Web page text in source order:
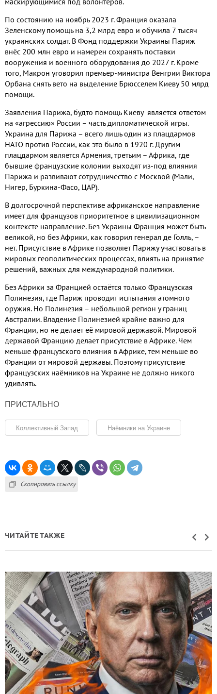
По состоянию на ноябрь 2023 г.Франция оказала
Зеленскому помощь на 3,2 млрд евро и обучила 7 тысяч
украинских солдат. В Фонд поддержки Украины Париж
внёс 200 млн евро и намерен сохранять поставки
вооружения и военного оборудования до 2027 г. Кроме
того, Макрон уговорил премьер-министра Венгрии Виктора
Орбана снять вето на выделение Брюсселем Киеву50 млрд
помощи.
Заявления Парижа, будто помощь Киеву является ответом
на «агрессию» России – часть дипломатической игры.
Украина для Парижа – всего лишь один из плацдармов
НАТО против России, как это было в 1920 г.Другим
плацдармом является Армения, третьим – Африка, где
бывшие французские колонии выходят из-под влияния
Парижа и развивают сотрудничество с Москвой (Мали,
Нигер, Буркина-Фасо, ЦАР).
В долгосрочной перспективе африканское направление
имеет для французов приоритетное в цивилизационном
контексте направление. Без Украины Франция может быть
великой, но без Африки, как говорил генерал де Голль, –
нет. Присутствие в Африке позволяет Парижу участвовать в
мировых геополитических процессах, влиять на принятие
решений, важных для международной политики.
Без Африки за Францией остаётся только Французская
Полинезия, где Париж проводит испытания атомного
оружия. Но Полинезия – небольшой регион у границ
Австралии. Владение Полинезией крайне важно для
Франции, но не делает её мировой державой. Мировой
державой Францию делает присутствие в Африке. Чем
меньше французского влияния в Африке, тем меньше во
Франции от мировой державы. Поэтому присутствие
французских наёмников на Украине не должно никого
удивлять.
ПРИСТАЛЬНО
Коллективный Запад Наёмники на Украине
Скопировать ссылку
ЧИТАЙТЕ ТАКЖЕ